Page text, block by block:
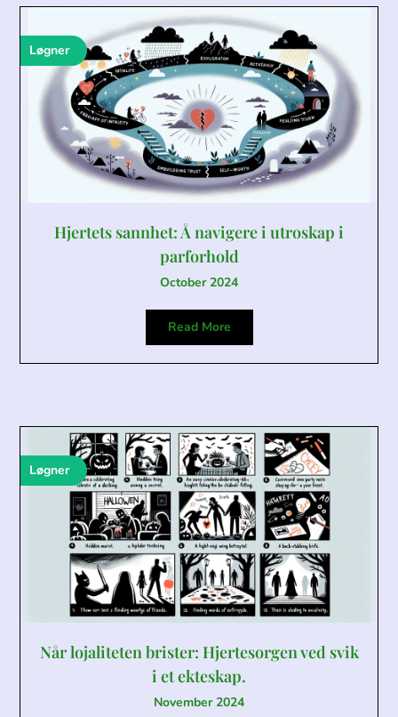
Løgner
Hjertets sannhet: Å navigere i utroskap i
parforhold
October 2024
Read More
Løgner
Når lojaliteten brister: Hjertesorgen ved svik
i et ekteskap.
November 2024